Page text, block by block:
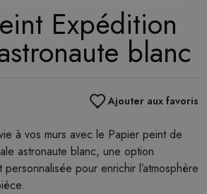
Expédition
blanc
Ajouter aux favoris
à vos murs avec le Papier peint de
astronaute blanc, une option
pour enrichir l’atmosphère